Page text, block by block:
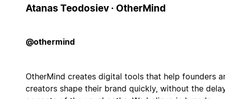
Atanas Teodosiev · OtherMind
@othermind
OtherMind creates digital tools that help founders
creators shape their brand quickly, without the